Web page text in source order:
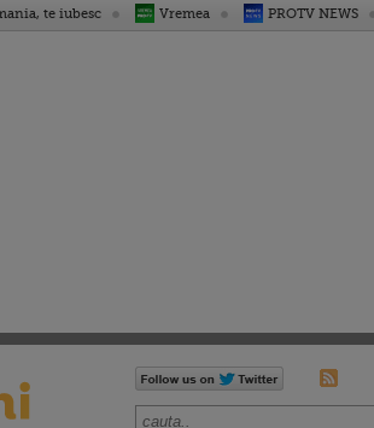
te iubesc Vremea PROTV NEWS